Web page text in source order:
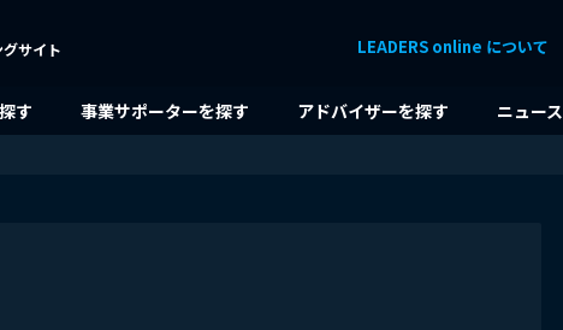
サイト
す 事業サポーターを探す アドバイザーを探す ニュース
LEADERS online について